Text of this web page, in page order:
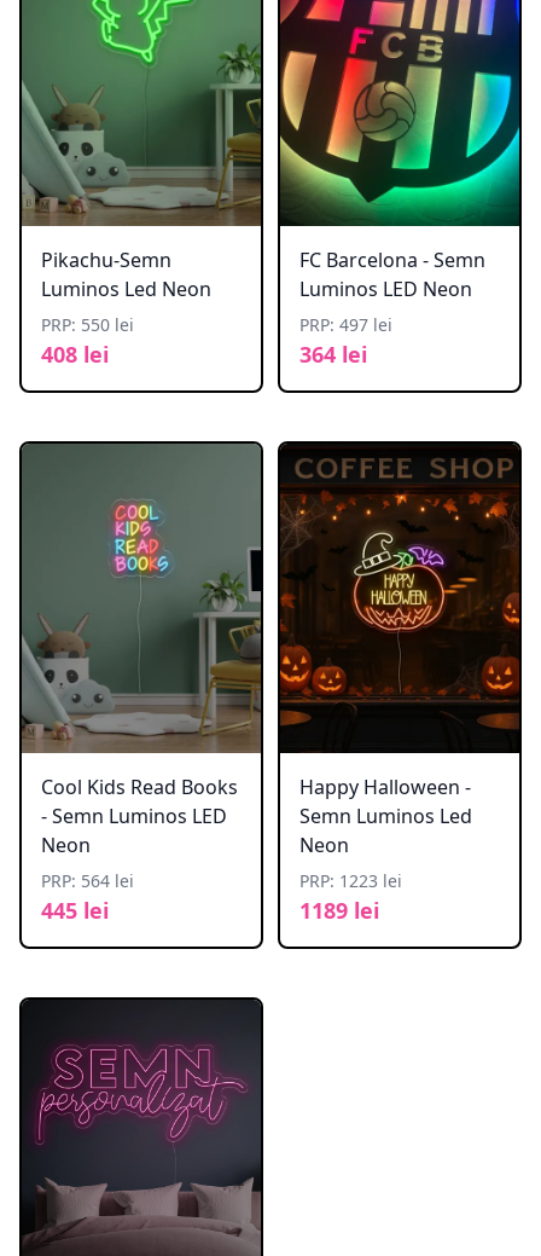
Pikachu-Semn
Luminos Led Neon
PRP: 550 lei
408 lei
FC Barcelona - Semn
Luminos LED Neon
PRP: 497 lei
364 lei
Cool Kids Read Books
- Semn Luminos LED
Neon
PRP: 564 lei
445 lei
Happy Halloween -
Semn Luminos Led
Neon
PRP: 1223 lei
1189 lei